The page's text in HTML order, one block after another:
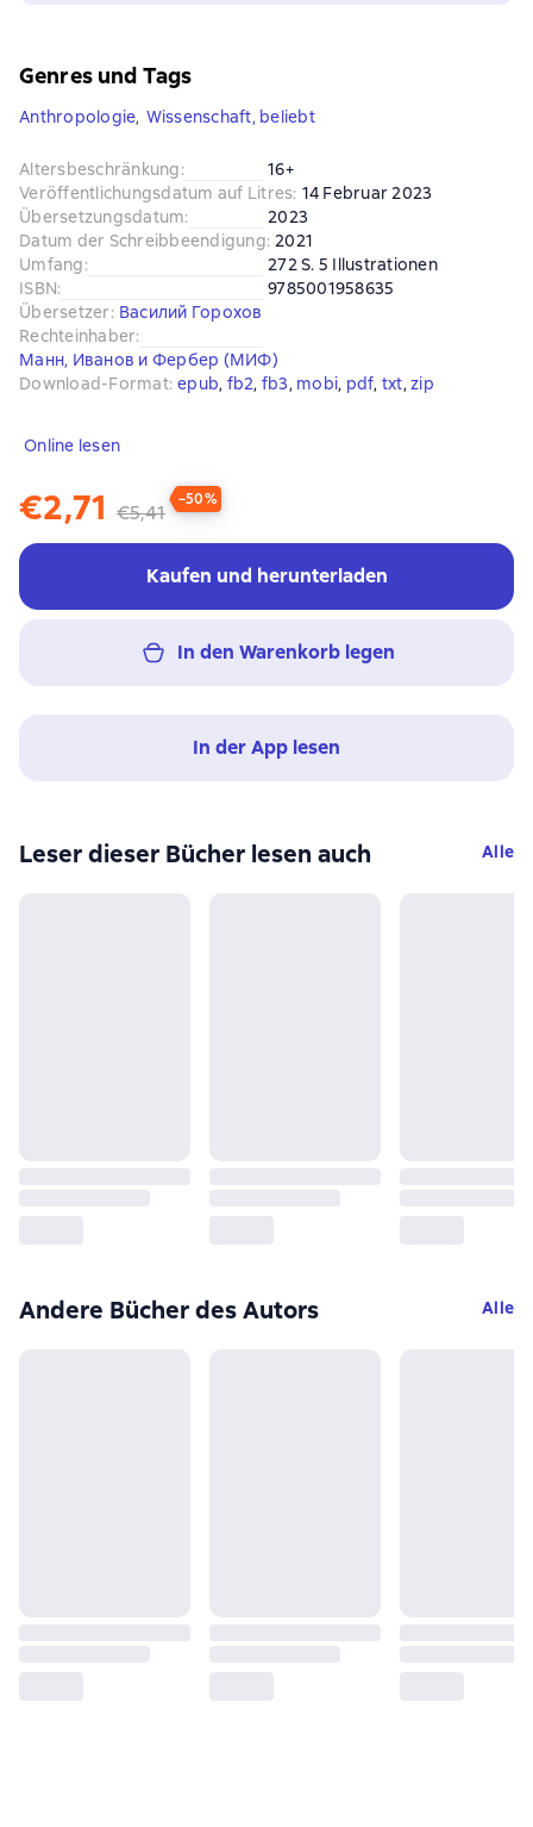
Genres und Tags
Anthropologie, Wissenschaft, beliebt
Altersbeschränkung:
16+
Veröffentlichungsdatum auf Litres: 14 Februar 2023
Übersetzungsdatum:
2023
Datum der Schreibbeendigung: 2021
Umfang:
272 S. 5 Illustrationen
ISBN:
9785001958635
Übersetzer: Василий Горохов
Rechteinhaber:
Манн, Иванов и Фербер (МИФ)
Download-Format: epub, fb2, fb3, mobi, pdf, txt, zip
Online lesen
€2,71 €5,41
−50%
Kaufen und herunterladen
In den Warenkorb legen
In der App lesen
Leser dieser Bücher lesen auch Alle
Andere Bücher des Autors Alle